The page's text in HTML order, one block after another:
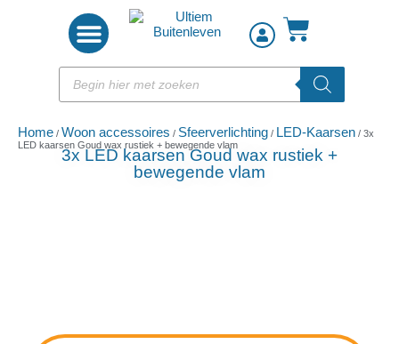
Home / Woon accessoires / Sfeerverlichting / LED-Kaarsen / 3x
LED kaarsen Goud wax rustiek + bewegende vlam
3x LED kaarsen Goud wax rustiek +
bewegende vlam